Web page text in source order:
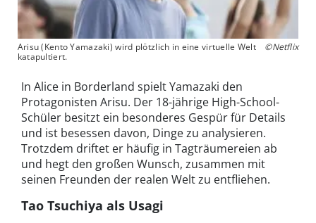
Arisu (Kento Yamazaki) wird plötzlich in eine virtuelle Welt
katapultiert.
©Netflix
In Alice in Borderland spielt Yamazaki den
Protagonisten Arisu. Der 18-jährige High-School-
Schüler besitzt ein besonderes Gespür für Details
und ist besessen davon, Dinge zu analysieren.
Trotzdem driftet er häufig in Tagträumereien ab
und hegt den großen Wunsch, zusammen mit
seinen Freunden der realen Welt zu entfliehen.
Tao Tsuchiya als Usagi